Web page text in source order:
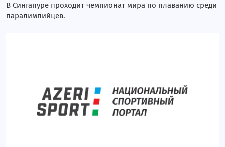
В Сингапуре проходит чемпионат мира по плаванию среди
паралимпийцев.